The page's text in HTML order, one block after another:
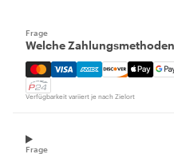
Frage
Welche
Mastercard, Visa, Amex,
Verfügbarkeit variiert je nach Zielort
Frage